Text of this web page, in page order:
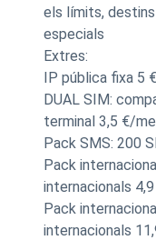
els límits,
especials
Extres:
IP pública fixa 5
DUAL SIM:
terminal 3,5 €/
Pack SMS: 200
Pack
internacionals
Pack
internacionals